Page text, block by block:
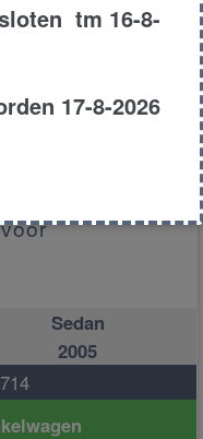
Sedan
2005
tm 16-8-
17-8-2026